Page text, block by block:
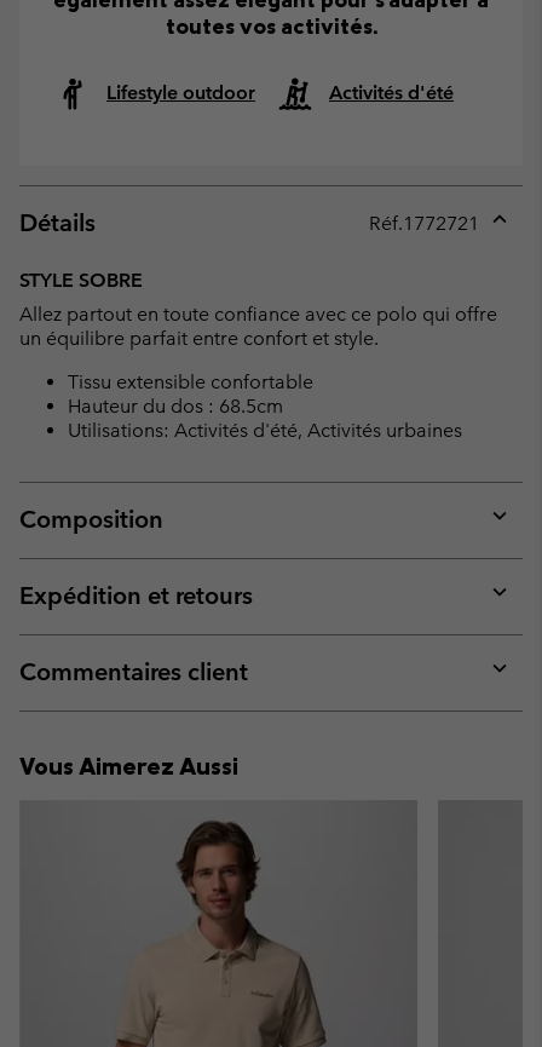
toutes vos activités.
Lifestyle outdoor Activités d'été
Détails Réf.1772721
STYLE SOBRE
Allez partout en toute confiance avec ce polo qui offre
un équilibre parfait entre confort et style.
Tissu extensible confortable
Hauteur du dos : 68.5cm
Utilisations: Activités d'été, Activités urbaines
Composition
or
Expédition et retours
or
Commentaires client
or
Vous Aimerez Aussi